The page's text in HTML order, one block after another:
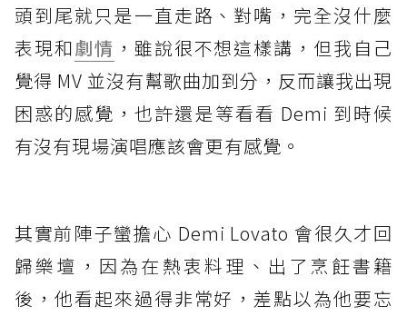
頭到尾就只是一直走路、對嘴，完全沒什麼
表現和劇情 ，雖說很不想這樣講，但我自己
覺得 MV 並沒有幫歌曲加到分，反而讓我出現
困惑的感覺，也許還是等看看 Demi 到時候
有沒有現場演唱應該會更有感覺。
其實前陣子蠻擔心 Demi Lovato 會很久才回
歸樂壇，因為在熱衷料理、出了烹飪書籍
後，他看起來過得非常好，差點以為他要忘